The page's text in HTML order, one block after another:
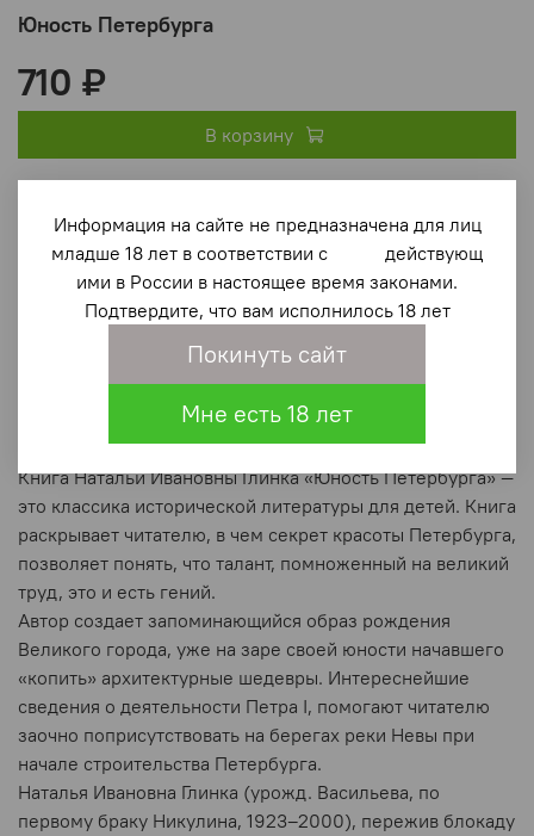
Юность Петербурга
710 ₽
В корзину
Книга Натальи Ивановны Глинка «Юность Петербурга» —
это классика исторической литературы для детей. Книга
раскрывает читателю, в чем секрет красоты Петербурга,
позволяет понять, что талант, помноженный на великий
труд, это и есть гений.
Автор создает запоминающийся образ рождения
Великого города, уже на заре своей юности начавшего
«копить» архитектурные шедевры. Интереснейшие
сведения о деятельности Петра I, помогают читателю
заочно поприсутствовать на берегах реки Невы при
начале строительства Петербурга.
Наталья Ивановна Глинка (урожд. Васильева, по
первому браку Никулина, 1923–2000), пережив блокаду
Информация на сайте не предназначена для лиц
младше 18 лет в соответствии с действующ
ими в России в настоящее время законами.
Подтвердите, что вам исполнилось 18 лет
Покинуть сайт
Мне есть 18 лет